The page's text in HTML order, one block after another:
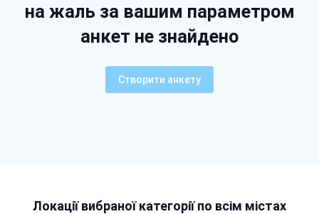
на жаль за вашим параметром
анкет не знайдено
Створити анкету
Локації вибраної категорії по всім містах